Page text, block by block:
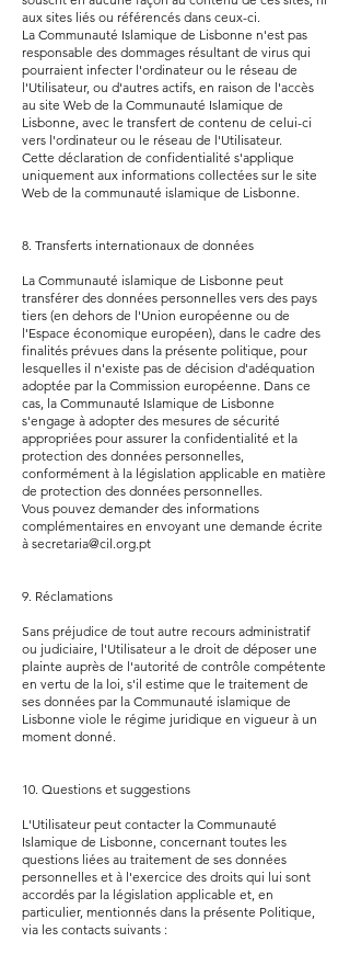
aux sites liés ou référencés dans ceux-ci.
La Communauté Islamique de Lisbonne n'est pas
responsable des dommages résultant de virus qui
pourraient infecter l'ordinateur ou le réseau de
l'Utilisateur, ou d'autres actifs, en raison de l'accès
au site Web de la Communauté Islamique de
Lisbonne, avec le transfert de contenu de celui-ci
vers l'ordinateur ou le réseau de l'Utilisateur.
Cette déclaration de confidentialité s'applique
uniquement aux informations collectées sur le site
Web de la communauté islamique de Lisbonne.
8. Transferts internationaux de données
La Communauté islamique de Lisbonne peut
transférer des données personnelles vers des pays
tiers (en dehors de l'Union européenne ou de
l'Espace économique européen), dans le cadre des
finalités prévues dans la présente politique, pour
lesquelles il n'existe pas de décision d'adéquation
adoptée par la Commission européenne. Dans ce
cas, la Communauté Islamique de Lisbonne
s'engage à adopter des mesures de sécurité
appropriées pour assurer la confidentialité et la
protection des données personnelles,
conformément à la législation applicable en matière
de protection des données personnelles.
Vous pouvez demander des informations
complémentaires en envoyant une demande écrite
à secretaria@cil.org.pt
9. Réclamations
Sans préjudice de tout autre recours administratif
ou judiciaire, l'Utilisateur a le droit de déposer une
plainte auprès de l'autorité de contrôle compétente
en vertu de la loi, s'il estime que le traitement de
ses données par la Communauté islamique de
Lisbonne viole le régime juridique en vigueur à un
moment donné.
10. Questions et suggestions
L'Utilisateur peut contacter la Communauté
Islamique de Lisbonne, concernant toutes les
questions liées au traitement de ses données
personnelles et à l'exercice des droits qui lui sont
accordés par la législation applicable et, en
particulier, mentionnés dans la présente Politique,
via les contacts suivants :